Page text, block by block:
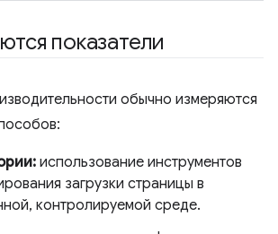
показатели
обычно измеряются
использование инструментов
загрузки страницы в
контролируемой среде.